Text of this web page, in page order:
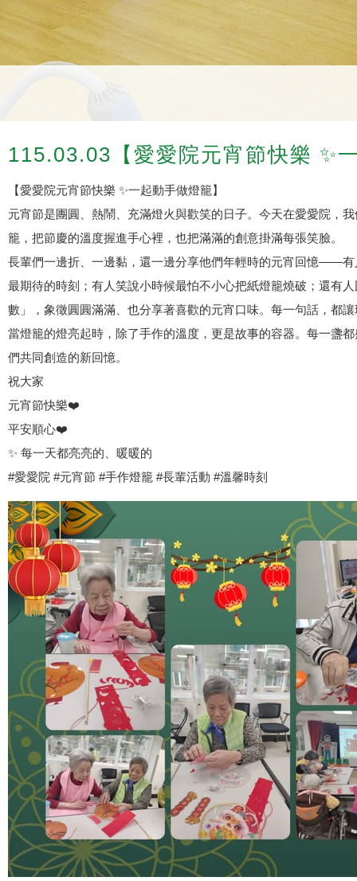
115.03.03【愛愛院元宵節快樂 ✨
【愛愛院元宵節快樂 ✨一起動手做燈籠】
元宵節是團圓、熱鬧、充滿燈火與歡笑的日子。今天在愛愛院，
籠，把節慶的溫度握進手心裡，也把滿滿的創意掛滿每張笑臉。
長輩們一邊折、一邊黏，還一邊分享他們年輕時的元宵回憶——
最期待的時刻；有人笑說小時候最怕不小心把紙燈籠燒破；還有
數」，象徵圓圓滿滿、也分享著喜歡的元宵口味。每一句話，都
當燈籠的燈亮起時，除了手作的溫度，更是故事的容器。每一盞
們共同創造的新回憶。
祝大家
元宵節快樂❤️
平安順心❤️
✨ 每一天都亮亮的、暖暖的
#愛愛院 #元宵節 #手作燈籠 #長輩活動 #溫馨時刻